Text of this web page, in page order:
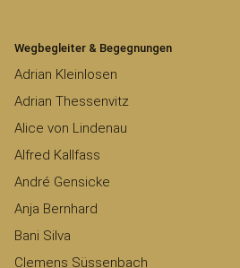
Wegbegleiter & Begegnungen
Adrian Kleinlosen
Adrian Thessenvitz
Alice von Lindenau
Alfred Kallfass
André Gensicke
Anja Bernhard
Bani Silva
Clemens Süssenbach